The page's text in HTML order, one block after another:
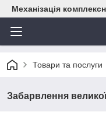
Механізація
Товари та послуги
Забарвлення